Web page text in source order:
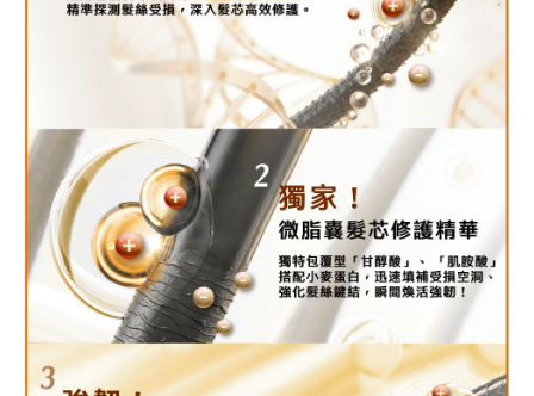
５．嚴禁一人註冊多個帳號或使用他人資訊註冊。若發現惡意使用之情形，
恩沛科技股份有限公司將有權停止該用戶之使用額度並採取法律行動。
每筆NT$90，滿NT$1,000(含以上)免運費
每筆NT$90，滿NT$1,000(含以上)免運費